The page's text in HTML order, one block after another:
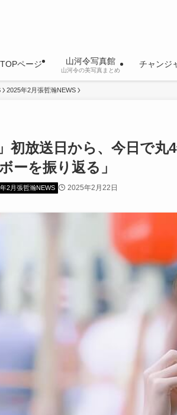
TOPページ 山河令写真館
山河令の美写真まとめ
チャンジ
2025年2月張哲瀚NEWS
」初放送日から、今日で
ーを振り返る」
2月張哲瀚NEWS 2025年2月22日